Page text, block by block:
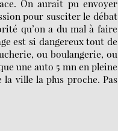
On aurait pu envoyer
pour susciter le débat
qu’on a du mal à faire
est si dangereux tout de
ou boulangerie, ou
une auto 5 mn en pleine
la ville la plus proche. Pas